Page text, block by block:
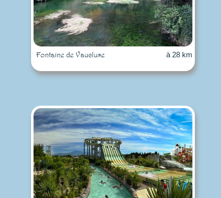
Fontaine de Vaucluse à 28 km